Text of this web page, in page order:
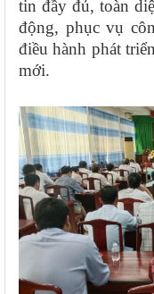
tin đầy đủ, toàn
động, phục vụ
điều hành phát
mới.